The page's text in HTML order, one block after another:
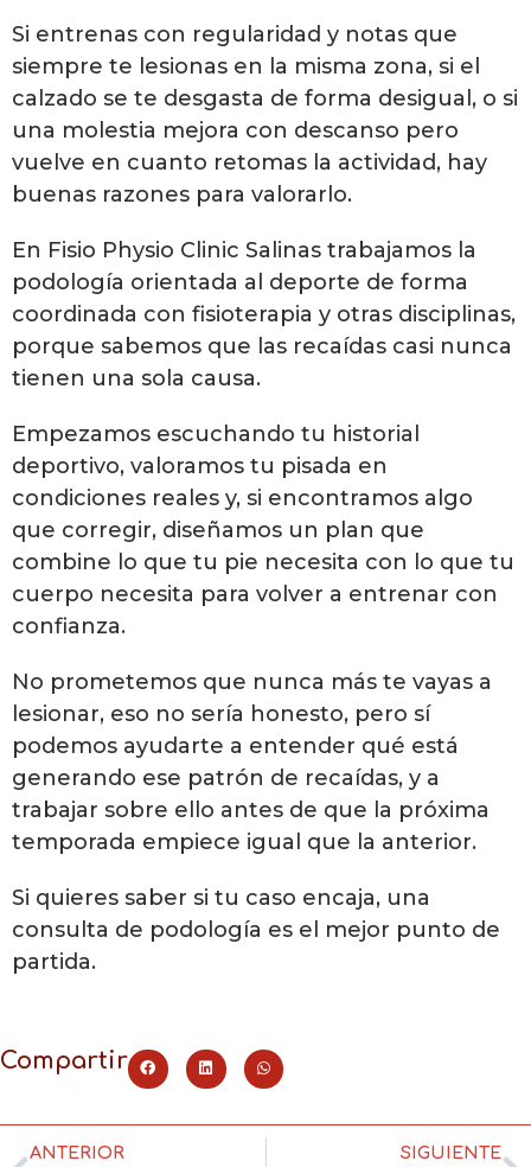
Si entrenas con regularidad y notas que
siempre te lesionas en la misma zona, si el
calzado se te desgasta de forma desigual, o si
una molestia mejora con descanso pero
vuelve en cuanto retomas la actividad, hay
buenas razones para valorarlo.
En Fisio Physio Clinic Salinas trabajamos la
podología orientada al deporte de forma
coordinada con fisioterapia y otras disciplinas,
porque sabemos que las recaídas casi nunca
tienen una sola causa.
Empezamos escuchando tu historial
deportivo, valoramos tu pisada en
condiciones reales y, si encontramos algo
que corregir, diseñamos un plan que
combine lo que tu pie necesita con lo que tu
cuerpo necesita para volver a entrenar con
confianza.
No prometemos que nunca más te vayas a
lesionar, eso no sería honesto, pero sí
podemos ayudarte a entender qué está
generando ese patrón de recaídas, y a
trabajar sobre ello antes de que la próxima
temporada empiece igual que la anterior.
Si quieres saber si tu caso encaja, una
consulta de podología es el mejor punto de
partida.
Compartir
ANTERIOR SIGUIENTE